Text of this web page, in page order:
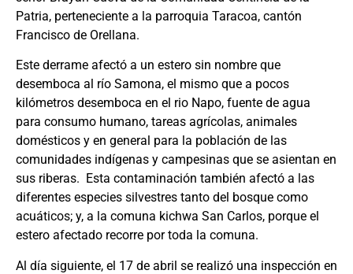
Patria, perteneciente a la parroquia Taracoa, cantón
Francisco de Orellana.
Este derrame afectó a un estero sin nombre que
desemboca al río Samona, el mismo que a pocos
kilómetros desemboca en el rio Napo, fuente de agua
para consumo humano, tareas agrícolas, animales
domésticos y en general para la población de las
comunidades indígenas y campesinas que se asientan en
sus riberas. Esta contaminación también afectó a las
diferentes especies silvestres tanto del bosque como
acuáticos; y, a la comuna kichwa San Carlos, porque el
estero afectado recorre por toda la comuna.
Al día siguiente, el 17 de abril se realizó una inspección en